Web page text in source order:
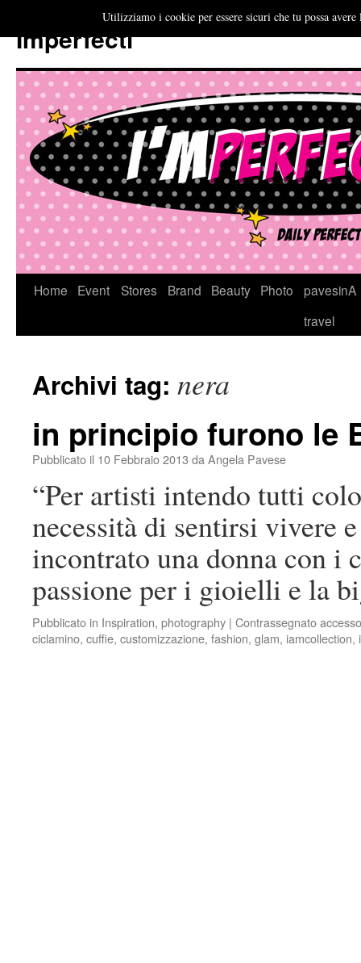
Imperfecti
VaiHome Event Stores Brand Beauty Photo
pavesinA
travel
Archivi tag: nera
in principio furono le
Pubblicato il 10 Febbraio 2013 da Angela Pavese
“Per artisti intendo tutti
necessità di sentirsi vivere
incontrato una donna con i
passione per i gioielli e la
Pubblicato in Inspiration, photography | Contrassegnato
ciclamino, cuffie, customizzazione, fashion, glam, iamcollection,
Utilizziamo i cookie per essere sicuri che tu possa